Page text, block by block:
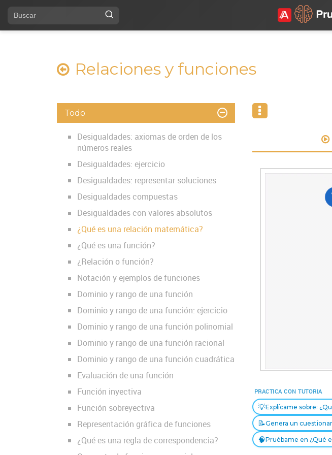
Relaciones y funciones
Todo
Desigualdades: axiomas de orden de los
números reales
Desigualdades: ejercicio
Desigualdades: representar soluciones
Desigualdades compuestas
Desigualdades con valores absolutos
¿Qué es una relación matemática?
¿Qué es una función?
¿Relación o función?
Notación y ejemplos de funciones
Dominio y rango de una función
Dominio y rango de una función: ejercicio
Dominio y rango de una función polinomial
Dominio y rango de una función racional
Dominio y rango de una función cuadrática
Evaluación de una función
Función inyectiva
Función sobreyectiva
Representación gráfica de funciones
¿Qué es una regla de correspondencia?
PRACTICA CON TUTORIA
💡Explícame sobre:
📝Genera un
🧠Pruébame en ¿Qué